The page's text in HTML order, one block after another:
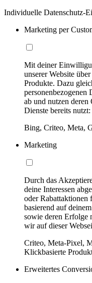
Individuelle Datenschutz-
Marketing per
Mit deiner
unserer Website
Produkte. Dazu
personenbezogenen
ab und nutzen deren
Dienste bereits nutzt:
Bing, Criteo, Meta,
Marketing
Durch das
deine Interessen
oder Rabattaktionen
basierend auf
sowie deren Erfolge
wir auf dieser
Criteo, Meta-Pixel,
Klickbasierte
Erweitertes